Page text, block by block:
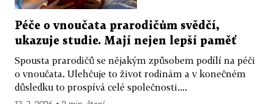
Péče o vnoučata prarodičům svědčí,
ukazuje studie. Mají nejen lepší paměť
Spousta prarodičů se nějakým způsobem podílí na péči
o vnoučata. Ulehčuje to život rodinám a v konečném
důsledku to prospívá celé společnosti....